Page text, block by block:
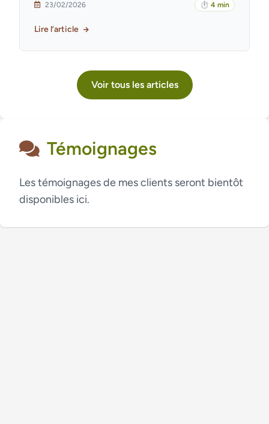
d’isolement
23/02/2026 ⏱ 4 min
Lire l’article
Voir tous les articles
Témoignages
Les témoignages de mes clients seront bientôt
disponibles ici.